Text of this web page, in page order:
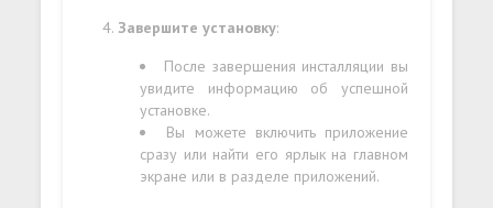
Завершите установку:
После завершения инсталляции вы
увидите информацию об успешной
установке.
Вы можете включить приложение
сразу или найти его ярлык на главном
экране или в разделе приложений.